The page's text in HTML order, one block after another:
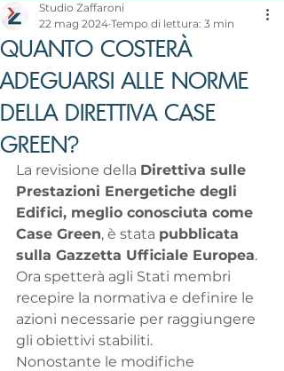
QUANTO COSTERÀ
ADEGUARSI ALLE NORME
DELLA DIRETTIVA CASE
GREEN?
Studio Zaffaroni
22 mag 2024 Tempo di lettura: 3 min
La revisione della Direttiva sulle
Prestazioni Energetiche degli
Edifici, meglio conosciuta come
Case Green, è stata pubblicata
sulla Gazzetta Ufficiale Europea.
Ora spetterà agli Stati membri
recepire la normativa e definire le
azioni necessarie per raggiungere
gli obiettivi stabiliti.
Nonostante le modifiche